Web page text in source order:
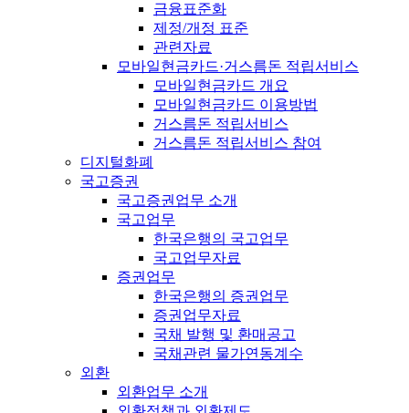
금융표준화
제정/개정 표준
관련자료
모바일현금카드·거스름돈 적립서비스
모바일현금카드 개요
모바일현금카드 이용방법
거스름돈 적립서비스
거스름돈 적립서비스 참여
디지털화폐
국고증권
국고증권업무 소개
국고업무
한국은행의 국고업무
국고업무자료
증권업무
한국은행의 증권업무
증권업무자료
국채 발행 및 환매공고
국채관련 물가연동계수
외환
외환업무 소개